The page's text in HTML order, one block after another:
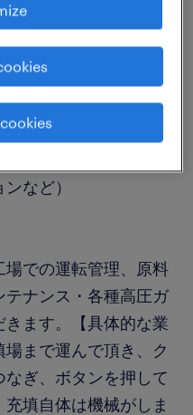
など）
場での運転管理、原料
ナンス・各種高圧ガ
ます。【具体的な業
まで運んで頂き、ク
ぎ、ボタンを押して
填自体は機械がしま